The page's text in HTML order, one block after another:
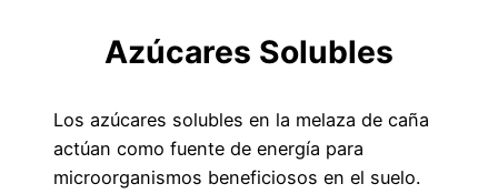
Azúcares Solubles
Los azúcares solubles en la melaza de caña
actúan como fuente de energía para
microorganismos beneficiosos en el suelo.